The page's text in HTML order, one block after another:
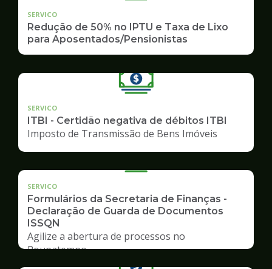
SERVICO
Redução de 50% no IPTU e Taxa de Lixo
para Aposentados/Pensionistas
SERVICO
ITBI - Certidão negativa de débitos ITBI
Imposto de Transmissão de Bens Imóveis
SERVICO
Formulários da Secretaria de Finanças -
Declaração de Guarda de Documentos
ISSQN
Agilize a abertura de processos no
Poupatempo